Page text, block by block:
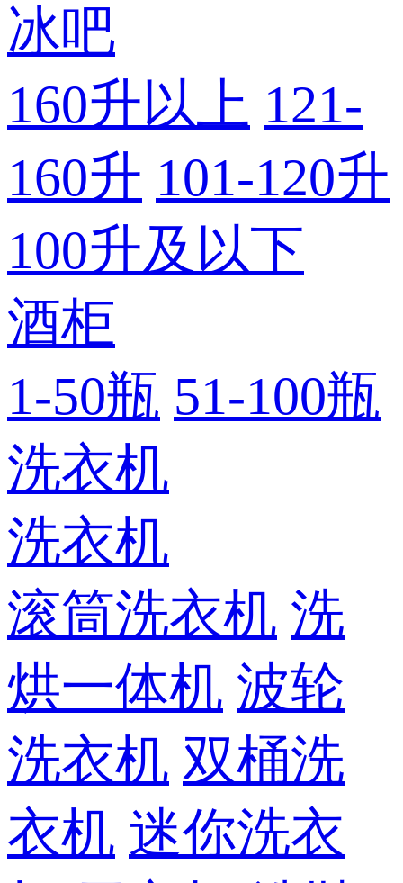
冰吧
160升以上 121-
160升 101-120升
100升及以下
酒柜
1-50瓶 51-100瓶
洗衣机
洗衣机
滚筒洗衣机 洗
烘一体机 波轮
洗衣机 双桶洗
衣机 迷你洗衣